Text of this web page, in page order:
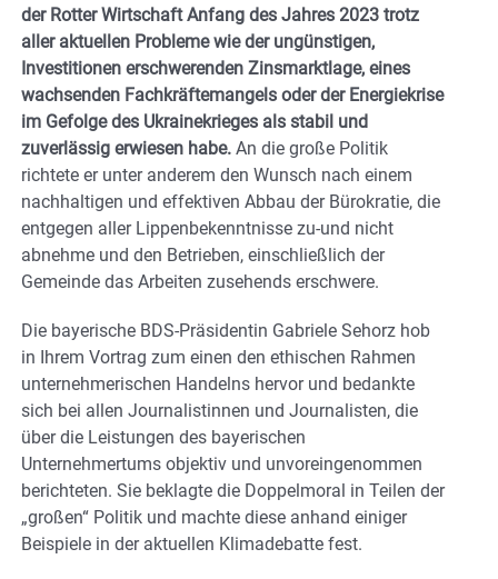
der Rotter Wirtschaft Anfang des Jahres 2023 trotz
aller aktuellen Probleme wie der ungünstigen,
Investitionen erschwerenden Zinsmarktlage, eines
wachsenden Fachkräftemangels oder der Energiekrise
im Gefolge des Ukrainekrieges als stabil und
zuverlässig erwiesen habe. An die große Politik
richtete er unter anderem den Wunsch nach einem
nachhaltigen und effektiven Abbau der Bürokratie, die
entgegen aller Lippenbekenntnisse zu-und nicht
abnehme und den Betrieben, einschließlich der
Gemeinde das Arbeiten zusehends erschwere.
Die bayerische BDS-Präsidentin Gabriele Sehorz hob
in Ihrem Vortrag zum einen den ethischen Rahmen
unternehmerischen Handelns hervor und bedankte
sich bei allen Journalistinnen und Journalisten, die
über die Leistungen des bayerischen
Unternehmertums objektiv und unvoreingenommen
berichteten. Sie beklagte die Doppelmoral in Teilen der
„großen“ Politik und machte diese anhand einiger
Beispiele in der aktuellen Klimadebatte fest.